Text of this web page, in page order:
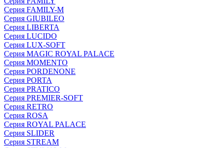
Серия FAMILY-M
Серия GIUBILEO
Серия LIBERTA
Серия LUCIDO
Серия LUX-SOFT
Серия MAGIC ROYAL PALACE
Серия MOMENTO
Серия PORDENONE
Серия PORTA
Серия PRATICO
Серия PREMIER-SOFT
Серия RETRO
Серия ROSA
Серия ROYAL PALACE
Серия SLIDER
Серия STREAM